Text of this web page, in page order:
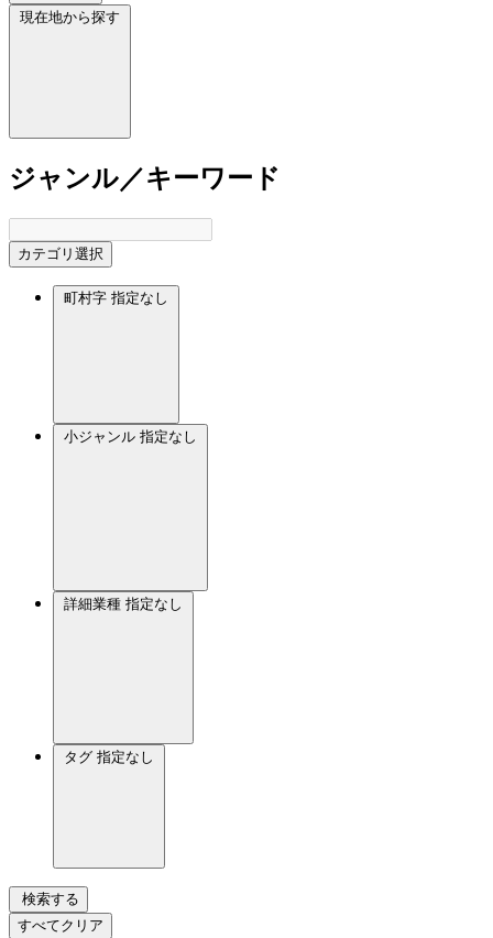
現在地から探す
ジャンル／キーワード
カテゴリ選択
町村字 指定なし
小ジャンル 指定なし
詳細業種 指定なし
タグ 指定なし
検索する
すべてクリア